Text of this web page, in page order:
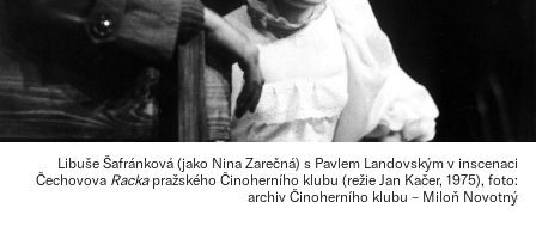
Libuše Šafránková (jako Nina Zarečná) s Pavlem Landovským v inscenaci
Čechovova Rackapražského Činoherního klubu (režie Jan Kačer, 1975), foto:
archiv Činoherního klubu – Miloň Novotný